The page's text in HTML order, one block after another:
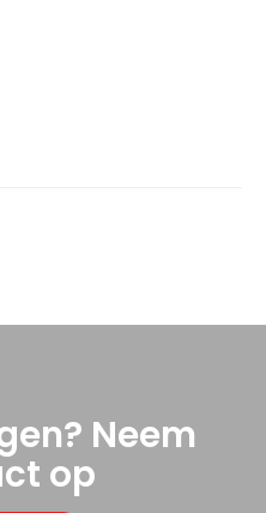
Neem
op